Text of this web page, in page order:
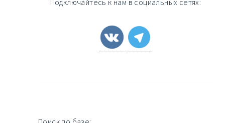
Подключайтесь к нам в социальных сетях: